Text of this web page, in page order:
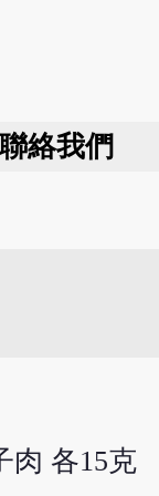
絡我們
肉 各15克